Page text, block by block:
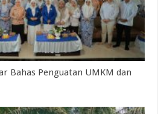
Bahas Penguatan UMKM dan